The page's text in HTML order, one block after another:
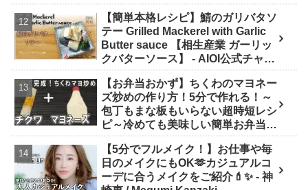
【簡単本格レシピ】鯖のガリバタソ
テー Grilled Mackerel with Garlic
Butter sauce 【相生産業 ガーリッ
クバターソース】 - AIOI公式チャン
【お弁当おかず】ちくわのマヨネー
ズ炒めの作り方！5分で作れる！～
包丁もまな板もいらない超時短レシ
ピ～冷めても美味しい簡単お弁当お
ちくわレシピ【bento】 - あさごは
んチャンネル
【5分でフルメイク！】お仕事や毎
日のメイクにもOK🫶カジュアルコ
ーデに合うメイクをご紹介💄✨ - 神